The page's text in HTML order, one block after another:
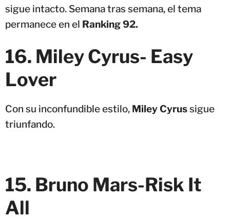
sigue intacto. Semana tras semana, el tema
permanece en el Ranking 92.
16. Miley Cyrus- Easy
Lover
Con su inconfundible estilo, Miley Cyrussigue
triunfando.
15. Bruno Mars-Risk It
All